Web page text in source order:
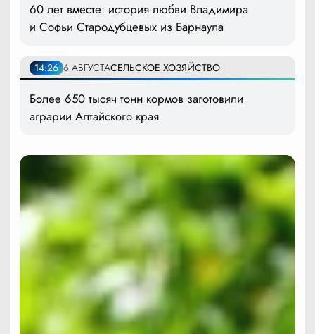
60 лет вместе: история любви Владимира
и Софьи Стародубцевых из Барнаула
14:26 6 АВГУСТАСЕЛЬСКОЕ ХОЗЯЙСТВО
Более 650 тысяч тонн кормов заготовили
аграрии Алтайского края